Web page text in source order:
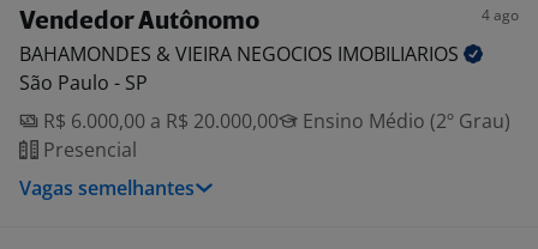
Vendedor Autônomo 4 ago
BAHAMONDES & VIEIRA NEGOCIOS IMOBILIARIOS
São Paulo - SP
R$ 6.000,00 a R$ 20.000,00
Ensino Médio (2º Grau)
Presencial
Vagas semelhantes